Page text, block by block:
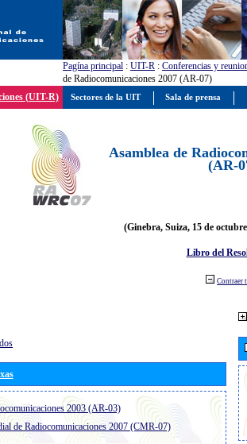
Pagína principal : UIT-R : Conferencias y
de Radiocomunicaciones 2007 (AR-07)
(UIT-R)
Asamblea de
(AR-
(Ginebra, Suiza, 15 de
Libro del
Contraer
2003 (AR-03)
de Radiocomunicaciones 2007 (CMR-07)
Sectores de la UIT Sala de prensa